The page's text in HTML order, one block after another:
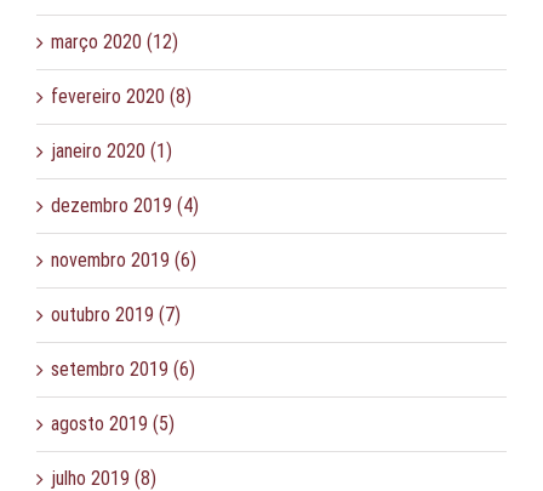
março 2020 (12)
fevereiro 2020 (8)
janeiro 2020 (1)
dezembro 2019 (4)
novembro 2019 (6)
outubro 2019 (7)
setembro 2019 (6)
agosto 2019 (5)
julho 2019 (8)